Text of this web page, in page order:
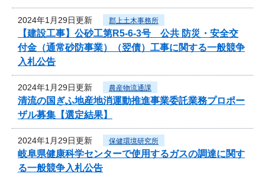
2024年1月29日更新 郡上土木事務所
【建設工事】公砂工第R5-6-3号 公共 防災・安全交
付金（通常砂防事業）（翌債）工事に関する一般競争
入札公告
2024年1月29日更新 農産物流通課
清流の国ぎふ地産地消運動推進事業委託業務プロポー
ザル募集【選定結果】
2024年1月29日更新 保健環境研究所
岐阜県健康科学センターで使用するガスの調達に関す
る一般競争入札公告